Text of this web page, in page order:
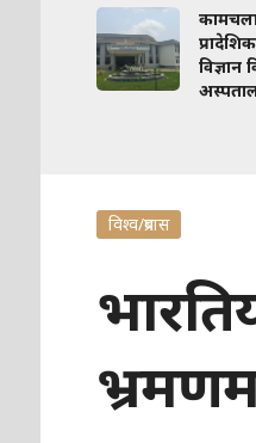
विज्ञान
विश्व/प्रबास